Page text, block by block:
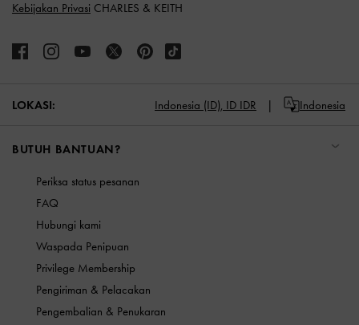
Kebijakan Privasi CHARLES & KEITH
LOKASI: Indonesia (ID), ID IDR Indonesia
BUTUH BANTUAN?
Periksa status pesanan
FAQ
Hubungi kami
Waspada Penipuan
Privilege Membership
Pengiriman & Pelacakan
Pengembalian & Penukaran